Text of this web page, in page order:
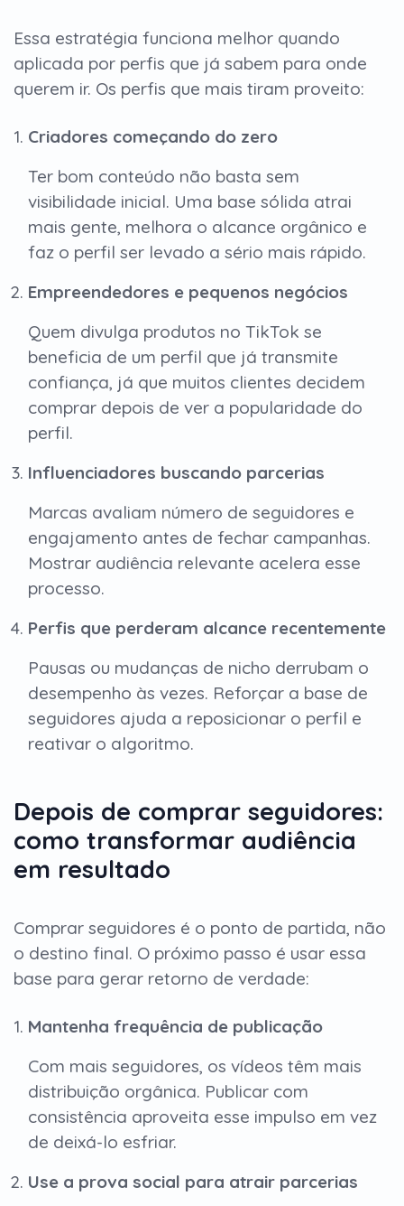
Essa estratégia funciona melhor quando
aplicada por perfis que já sabem para onde
querem ir. Os perfis que mais tiram proveito:
Criadores começando do zero
Ter bom conteúdo não basta sem
visibilidade inicial. Uma base sólida atrai
mais gente, melhora o alcance orgânico e
faz o perfil ser levado a sério mais rápido.
Empreendedores e pequenos negócios
Quem divulga produtos no TikTok se
beneficia de um perfil que já transmite
confiança, já que muitos clientes decidem
comprar depois de ver a popularidade do
perfil.
Influenciadores buscando parcerias
Marcas avaliam número de seguidores e
engajamento antes de fechar campanhas.
Mostrar audiência relevante acelera esse
processo.
Perfis que perderam alcance recentemente
Pausas ou mudanças de nicho derrubam o
desempenho às vezes. Reforçar a base de
seguidores ajuda a reposicionar o perfil e
reativar o algoritmo.
Depois de comprar seguidores:
como transformar audiência
em resultado
Comprar seguidores é o ponto de partida, não
o destino final. O próximo passo é usar essa
base para gerar retorno de verdade:
Mantenha frequência de publicação
Com mais seguidores, os vídeos têm mais
distribuição orgânica. Publicar com
consistência aproveita esse impulso em vez
de deixá-lo esfriar.
Use a prova social para atrair parcerias